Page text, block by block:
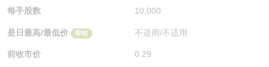
每手股数 10,000
是日最高/最低价 即时 不适用/不适用
前收市价 0.29
认股证/牛熊证日志
牛熊证到期结算价查找
中资ETFs溢价比较